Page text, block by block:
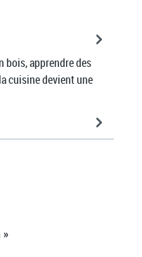
bois, apprendre des
cuisine devient une
»